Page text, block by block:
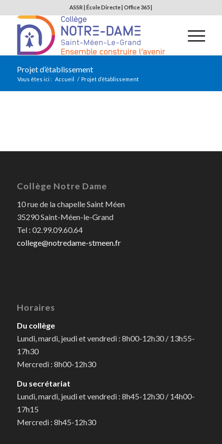
ASSR |École Directe|Office 365|
Projet d’établissement
Vous êtes ici : Accueil / Projet d’établissement
Collège Notre Dame
10 rue de la chapelle Saint Méen
35290 Saint-Méen-le-Grand
Tel : 02.99.09.60.64
college@notredame-stmeen.fr
Horaires
Du collège
Lundi, mardi, jeudi et vendredi : 8h00-12h30 / 13h55-
17h30
Mercredi : 8h00-12h30
Du secrétariat
Lundi, mardi, jeudi et vendredi : 8h45-12h30 / 14h00-
17h15
Mercredi : 8h45-12h30